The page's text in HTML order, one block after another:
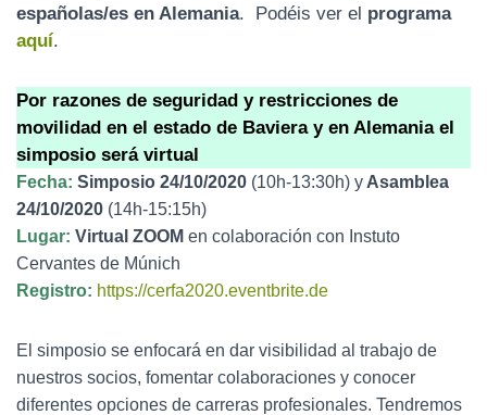
españolas/es en Alemania. Podéis ver el programa
aquí.
Por razones de seguridad y restricciones de
movilidad en el estado de Baviera y en Alemania el
simposio será virtual
Fecha: Simposio 24/10/2020 (10h-13:30h) y Asamblea
24/10/2020 (14h-15:15h)
Lugar: Virtual ZOOM en colaboración con Instuto
Cervantes de Múnich
Registro: https://cerfa2020.eventbrite.de
El simposio se enfocará en dar visibilidad al trabajo de
nuestros socios, fomentar colaboraciones y conocer
diferentes opciones de carreras profesionales. Tendremos